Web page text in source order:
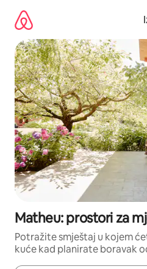
sadržaj
Matheu: prostori za
Potražite smještaj u kojem
kuće kad planirate boravak